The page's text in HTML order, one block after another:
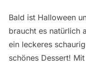
Bald ist Halloween
braucht es natürlich
ein leckeres
schönes Dessert! Mit